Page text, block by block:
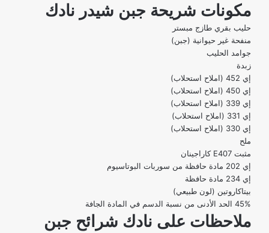
مكونات شريحة جبن شيدر نادك
حليب بقري طازج مبستر
منفحة غير حيوانية (جبن)
جوامد الحليب
زبدة
إي 452 (املاح استحلاب)
إي 450 (املاح استحلاب)
إي 339 (املاح استحلاب)
إي 331 (املاح استحلاب)
إي 330 (املاح استحلاب)
ملح
مثبت E407 كاراجينان
إي 202 مادة حافظة من سوربات البوتاسيوم
إي 234 مادة حافظة
بيتاكاروتين (لون طبيعي)
45% الحد الأدنى من نسبة الدسم في المادة الجافة
ملاحظات على نادك شرائح جبن